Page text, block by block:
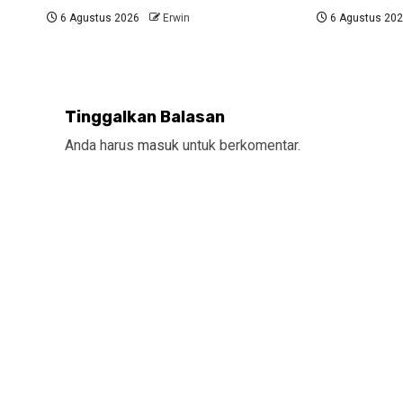
6 Agustus 2026 Erwin 6 Agustus
Tinggalkan Balasan
Anda harus masuk untuk berkomentar.